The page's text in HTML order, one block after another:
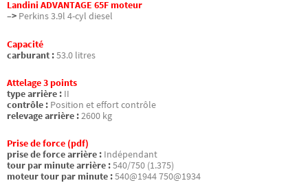
Landini ADVANTAGE 65F moteur
–> Perkins 3.9l 4-cyl diesel
Capacité
carburant :53.0 litres
Attelage 3 points
type arrière : II
contrôle : Position et effort contrôle
relevage arrière :2600 kg
Prise de force (pdf)
prise de force arrière : Indépendant
tour par minute arrière :540/750 (1.375)
moteur tour par minute :540@1944 750@1934